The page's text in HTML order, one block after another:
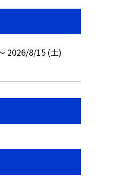
2026/8/15 (土)